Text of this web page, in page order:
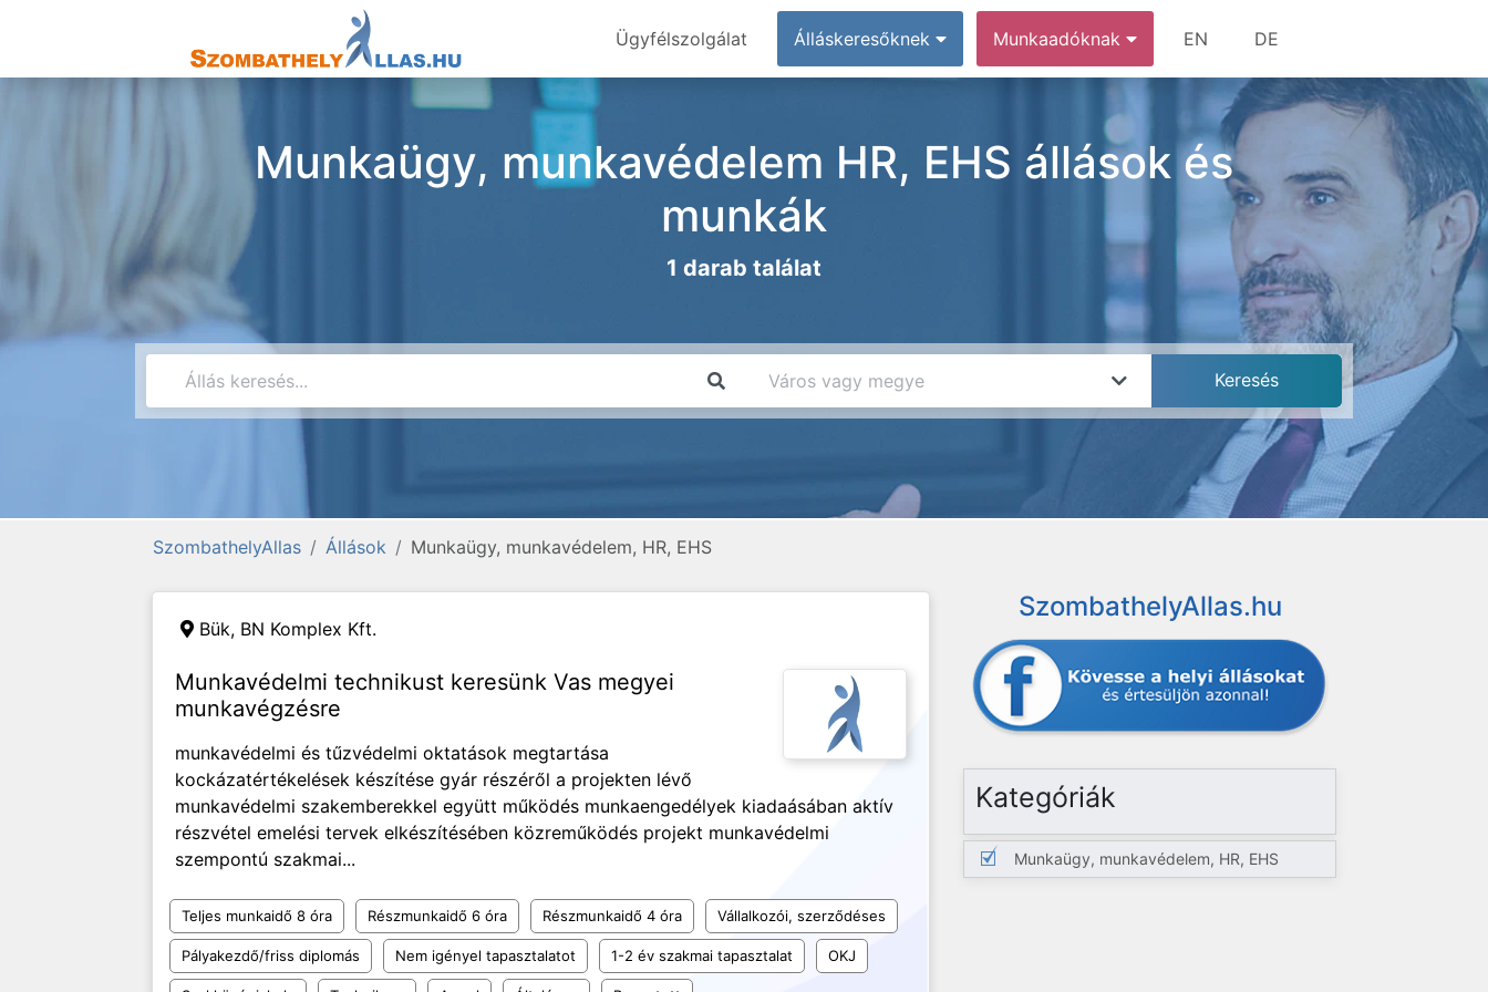
Ügyfélszolgálat Álláskeresőknek Munkaadóknak EN DE
Munkaügy, munkavédelem HR, EHS állások és
munkák
1 darab találat
SzombathelyAllas Állások Munkaügy, munkavédelem, HR, EHS
Bük, BN Komplex Kft.
Munkavédelmi technikust keresünk Vas megyei
munkavégzésre
munkavédelmi és tűzvédelmi oktatások megtartása
kockázatértékelések készítése gyár részéről a projekten lévő
munkavédelmi szakemberekkel együtt működés munkaengedélyek kiadaásában aktív
részvétel emelési tervek elkészítésében közreműködés projekt munkavédelmi
szempontú szakmai...
Teljes munkaidő 8 óra Részmunkaidő 6 óra Részmunkaidő 4 óra Vállalkozói, szerződéses
Pályakezdő/friss diplomás Nem igényel tapasztalatot 1-2 év szakmai tapasztalat OKJ
SzombathelyAllas.hu
Kategóriák
Munkaügy, munkavédelem, HR, EHS